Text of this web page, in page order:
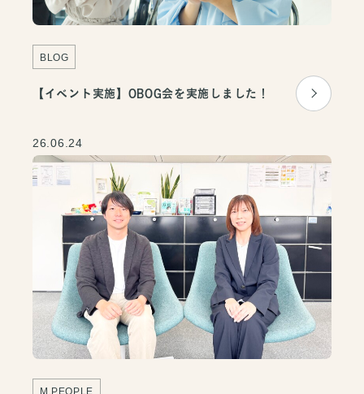
BLOG
【イベント実施】OBOG会を実施しました！
26.06.24